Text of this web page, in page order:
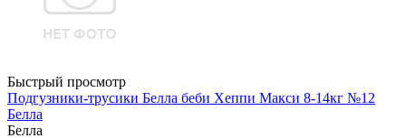
Быстрый просмотр
Подгузники-трусики Белла беби Хеппи Макси 8-14кг №12
Белла
Белла